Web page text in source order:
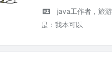
java工作者，旅
是：我本可以